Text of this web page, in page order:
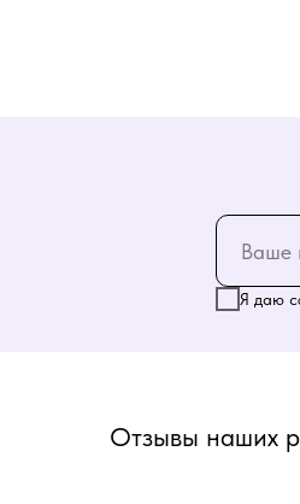
Я даю
Отзывы наших